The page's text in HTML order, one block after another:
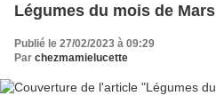
Légumes du mois de Mars
Publié le 27/02/2023 à 09:29
Par chezmamielucette